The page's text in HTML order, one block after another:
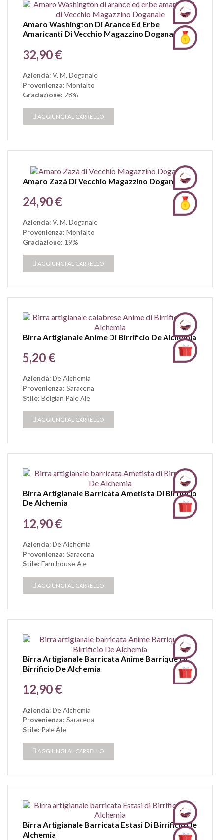
Amaro Washington Di Arance Ed Erbe
Amaricanti Di Vecchio Magazzino Doganale
Prezzo
32,90 €
Azienda: V. M. Doganale
Provenienza: Montalto
Gradazione: 28%
AGGIUNGI AL CARRELLO
Amaro Zazà Di Vecchio Magazzino Doganale
Prezzo
24,90 €
Azienda: V. M. Doganale
Provenienza: Montalto
Gradazione: 19%
AGGIUNGI AL CARRELLO
Birra Artigianale Anime Di Birrificio De Alchemia
Prezzo
5,20 €
Azienda: De Alchemia
Provenienza: Saracena
Stile: Belgian Pale Ale
AGGIUNGI AL CARRELLO
Birra Artigianale Barricata Ametista Di Birrificio
De Alchemia
Prezzo
12,90 €
Azienda: De Alchemia
Provenienza: Saracena
Stile: Farmhouse Ale
AGGIUNGI AL CARRELLO
Birra Artigianale Barricata Anime Barrique Di
Birrificio De Alchemia
Prezzo
12,90 €
Azienda: De Alchemia
Provenienza: Saracena
Stile: Pale Ale
AGGIUNGI AL CARRELLO
Birra Artigianale Barricata Estasi Di Birrificio De
Alchemia